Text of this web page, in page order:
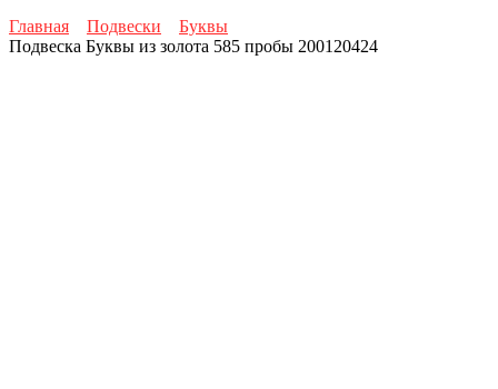
Главная
Подвески
Буквы
Подвеска Буквы из золота 585 пробы 200120424